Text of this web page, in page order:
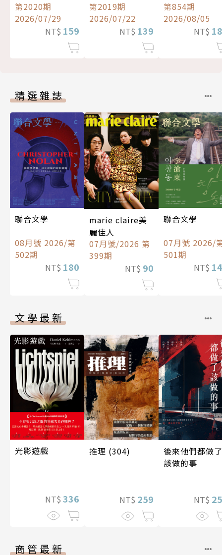
第2020期
2026/07/29
NT$ 159
第2019期
2026/07/22
NT$ 139
第854期
2026/08/05
NT$
精選雜誌
聯合文學
08月號 2026/第
502期
NT$ 180
marie claire美
麗佳人
07月號/2026 第
399期
NT$ 90
聯合文學
07月號 2026/
501期
NT$
文學最新
光影遊戲
NT$ 336
推理 (304)
NT$ 259
後來他們都做了
該做的事
NT$
商管最新